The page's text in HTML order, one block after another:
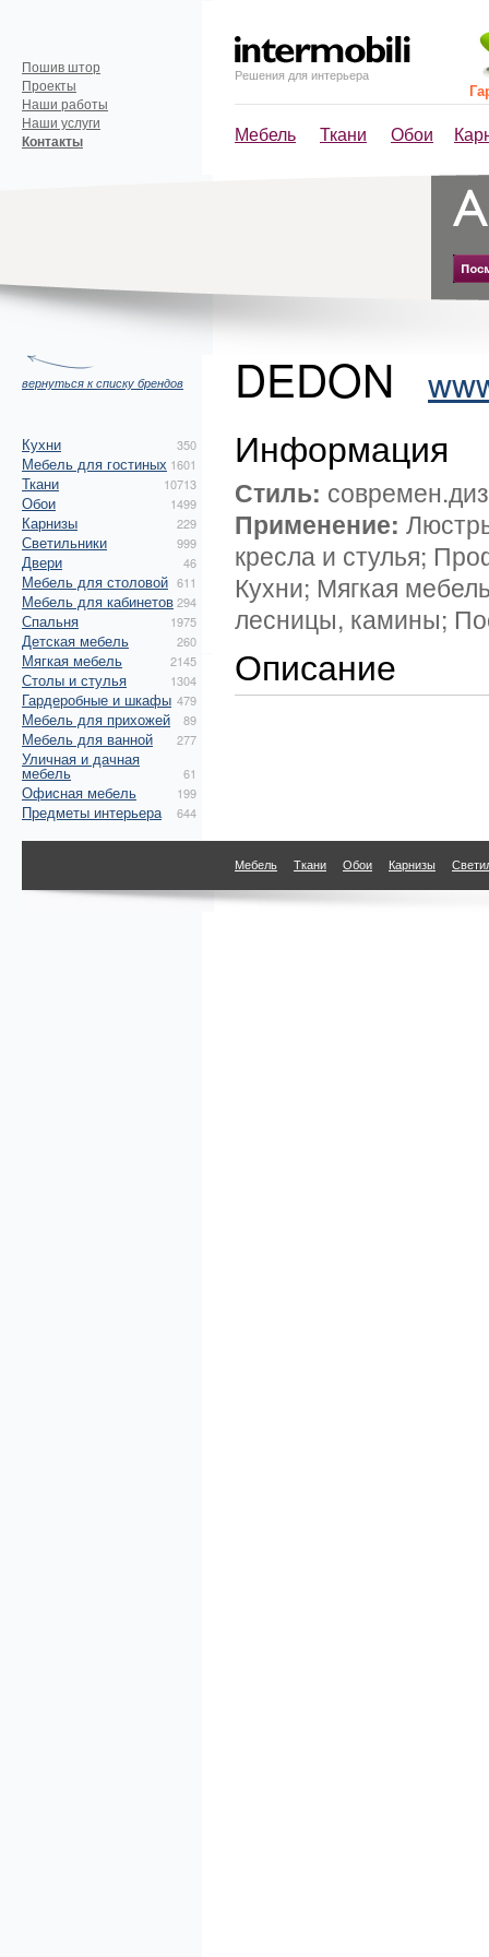
Решения для интерьера
Мебель Ткани Обои
Пошив штор
Проекты
Наши работы
Наши услуги
Контакты
вернуться к списку брендов
Кухни 350
Мебель для гостиных 1601
Ткани 10713
Обои 1499
Карнизы 229
Светильники 999
Двери 46
Мебель для столовой 611
Мебель для кабинетов294
Спальня 1975
Детская мебель 260
Мягкая мебель 2145
Столы и стулья 1304
Гардеробные и шкафы 479
Мебель для прихожей 89
Мебель для ванной 277
Уличная и дачная
мебель 61
Офисная мебель 199
Предметы интерьера 644
DEDON
Информация
Стиль:
Применение:
кресла и стулья;
Кухни; Мягкая
лесницы, камины;
Описание
Мебель Ткани Обои Карнизы